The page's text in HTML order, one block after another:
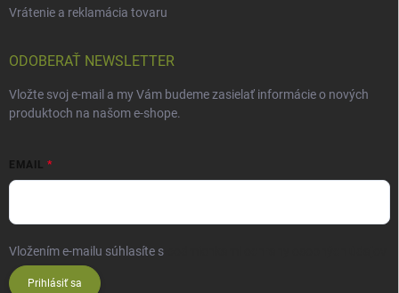
Vrátenie a reklamácia tovaru
ODOBERAŤ NEWSLETTER
Vložte svoj e-mail a my Vám budeme zasielať informácie o nových
produktoch na našom e-shope.
EMAIL
Vložením e-mailu súhlasíte s
Prihlásiť sa